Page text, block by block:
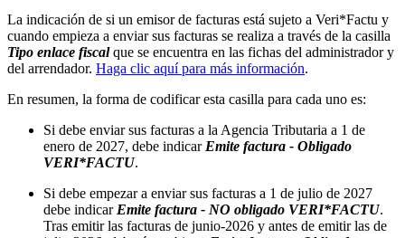
La indicación de si un emisor de facturas está sujeto a Veri*Factu y
cuando empieza a enviar sus facturas se realiza a través de la casilla
Tipo enlace fiscalque se encuentra en las fichas del administrador y
del arrendador. Haga clic aquí para más información.
En resumen, la forma de codificar esta casilla para cada uno es:
Si debe enviar sus facturas a la Agencia Tributaria a 1 de
enero de 2027, debe indicar Emite factura - Obligado
VERI*FACTU.
Si debe empezar a enviar sus facturas a 1 de julio de 2027
debe indicar Emite factura - NO obligado VERI*FACTU.
Tras emitir las facturas de junio-2026 y antes de emitir las de